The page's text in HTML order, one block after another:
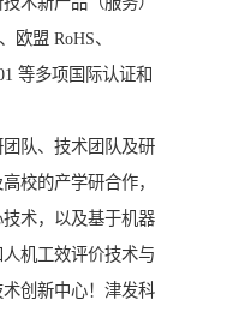
欧盟 RoHS、
等多项国际认证和
队、技术团队及研
校的产学研合作，
术，以及基于机器
机工效评价技术与
创新中心！津发科